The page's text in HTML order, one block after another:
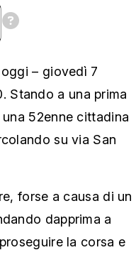
– giovedì 7
Stando a una prima
52enne cittadina
su via San
forse a causa di un
dapprima a
la corsa e